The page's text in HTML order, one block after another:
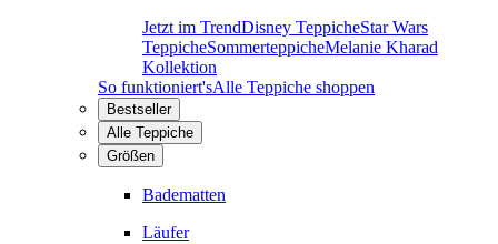
Jetzt im TrendDisney TeppicheStar Wars
TeppicheSommerteppicheMelanie Kharad
Kollektion
So funktioniert'sAlle Teppiche shoppen
Bestseller
Alle Teppiche
Größen
Badematten
Läufer